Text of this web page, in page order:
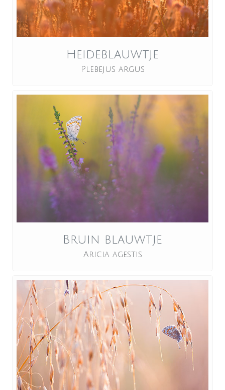
Heideblauwtje
Plebejus argus
Bruin blauwtje
Aricia agestis